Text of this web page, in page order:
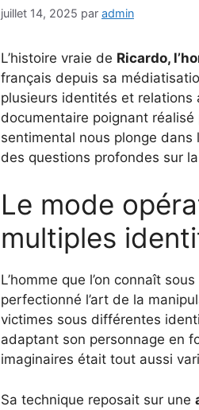
juillet 14, 2025 par admin
L’histoire vraie de Ricardo,
français depuis sa
plusieurs identités et relations
documentaire poignant réalisé
sentimental nous plonge
des questions profondes sur
Le mode
multiples
L’homme que l’on connaît
perfectionné l’art de la
victimes sous différentes
adaptant son personnage en
imaginaires était tout aussi
Sa technique reposait sur une